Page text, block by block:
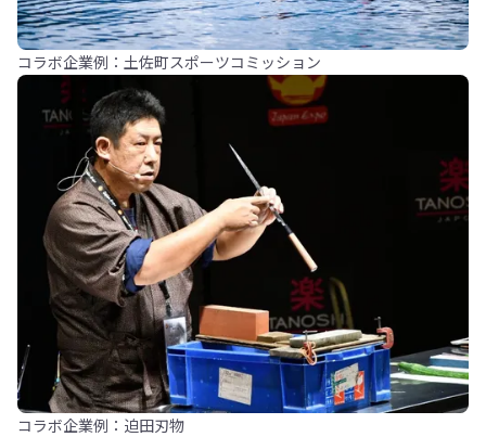
コラボ企業例：土佐町スポーツコミッション
コラボ企業例：迫田刃物